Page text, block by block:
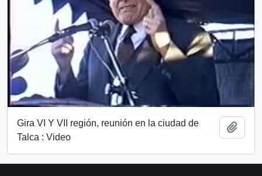
Gira VI Y VII región, reunión en la ciudad de
Talca : Video